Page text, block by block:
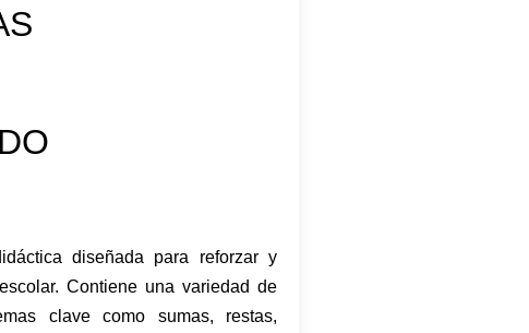
diseñada para reforzar y
Contiene una variedad de
clave como sumas, restas,